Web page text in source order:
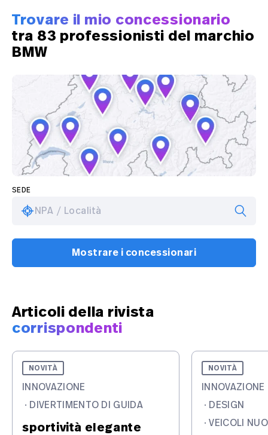
Trovare il mio concessionario
tra 83 professionisti del marchio
BMW
SEDE
NPA / Località
Mostrare i concessionari
Articoli della rivista
corrispondenti
NOVITÀ
INNOVAZIONE
· DIVERTIMENTO DI GUIDA
sportività elegante
NOVITÀ
INNOVAZIONE
· DESIGN
· VEICOLI